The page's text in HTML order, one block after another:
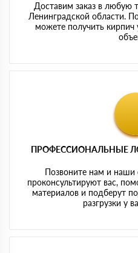
Доставим заказ в любую
Ленинградской области.
можете получить кирпич
ПРОФЕССИОНАЛЬНЫЕ
Позвоните нам и наши
проконсультируют вас,
материалов и подберут
разгрузки у